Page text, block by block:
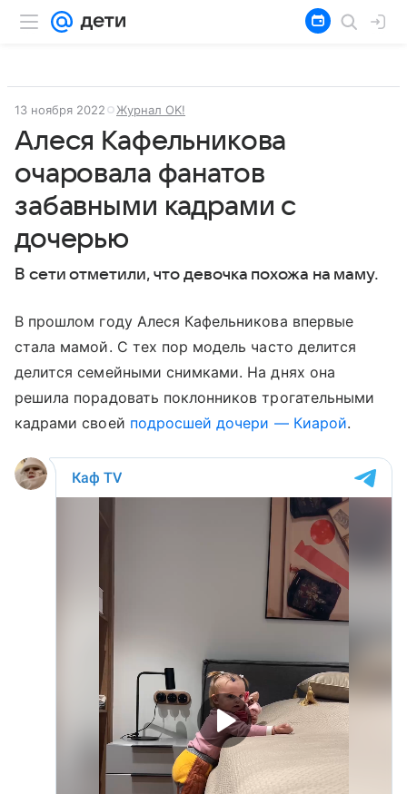
13 ноября 2022 Журнал OK!
Алеся Кафельникова
очаровала фанатов
забавными кадрами с
дочерью
В сети отметили, что девочка похожа на маму.
В прошлом году Алеся Кафельникова впервые
стала мамой. С тех пор модель часто делится
делится семейными снимками. На днях она
решила порадовать поклонников трогательными
кадрами своей подросшей дочери — Киарой.